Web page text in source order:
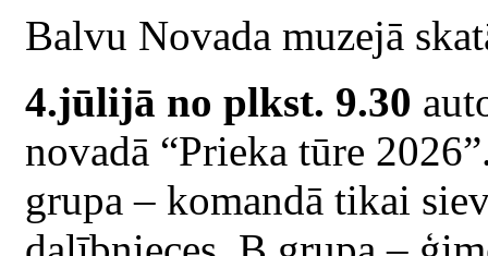
Balvu Novada muzejā
4.jūlijā no plkst. 9.30
novadā “Prieka tūre
grupa – komandā tikai